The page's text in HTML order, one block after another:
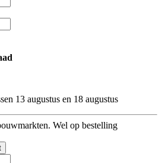
13 augustus en 18 augustus
Wel op bestelling